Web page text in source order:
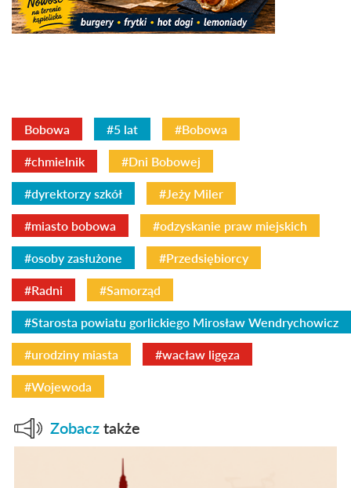
Bobowa #5 lat #Bobowa
#chmielnik #Dni Bobowej
#dyrektorzy szkół #Jeży Miler
#miasto bobowa #odzyskanie praw miejskich
#osoby zasłużone #Przedsiębiorcy
#Radni #Samorząd
#Starosta powiatu gorlickiego Mirosław Wendrychowicz
#urodziny miasta #wacław ligęza
#Wojewoda
Zobacz także